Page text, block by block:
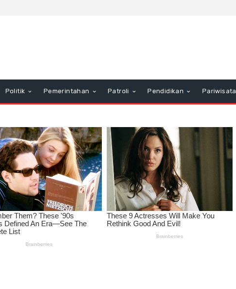
Politik Pemerintahan Patroli Pendidikan Pariwisata